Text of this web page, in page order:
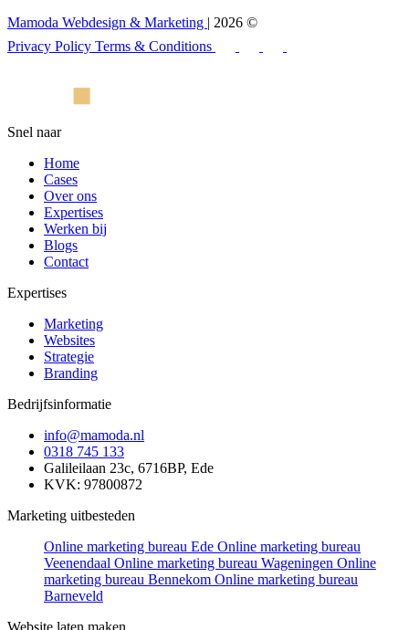
Mamoda Webdesign & Marketing | 2026 ©
Privacy Policy Terms & Conditions
Snel naar
Home
Cases
Over ons
Expertises
Werken bij
Blogs
Contact
Expertises
Marketing
Websites
Strategie
Branding
Bedrijfsinformatie
info@mamoda.nl
0318 745 133
Galileilaan 23c, 6716BP, Ede
KVK: 97800872
Marketing uitbesteden
Online marketing bureau Ede Online marketing bureau
Veenendaal Online marketing bureau Wageningen Online
marketing bureau Bennekom Online marketing bureau
Barneveld
Website laten maken